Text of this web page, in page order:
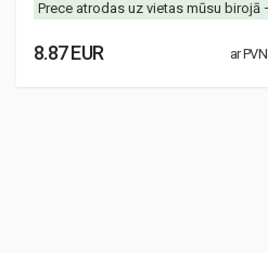
Prece atrodas uz vietas mūsu birojā
8.87 EUR ar